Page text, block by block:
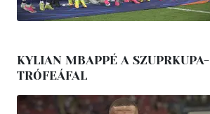
KYLIAN MBAPPÉ A SZUPRKUPA-
TRÓFEÁFAL